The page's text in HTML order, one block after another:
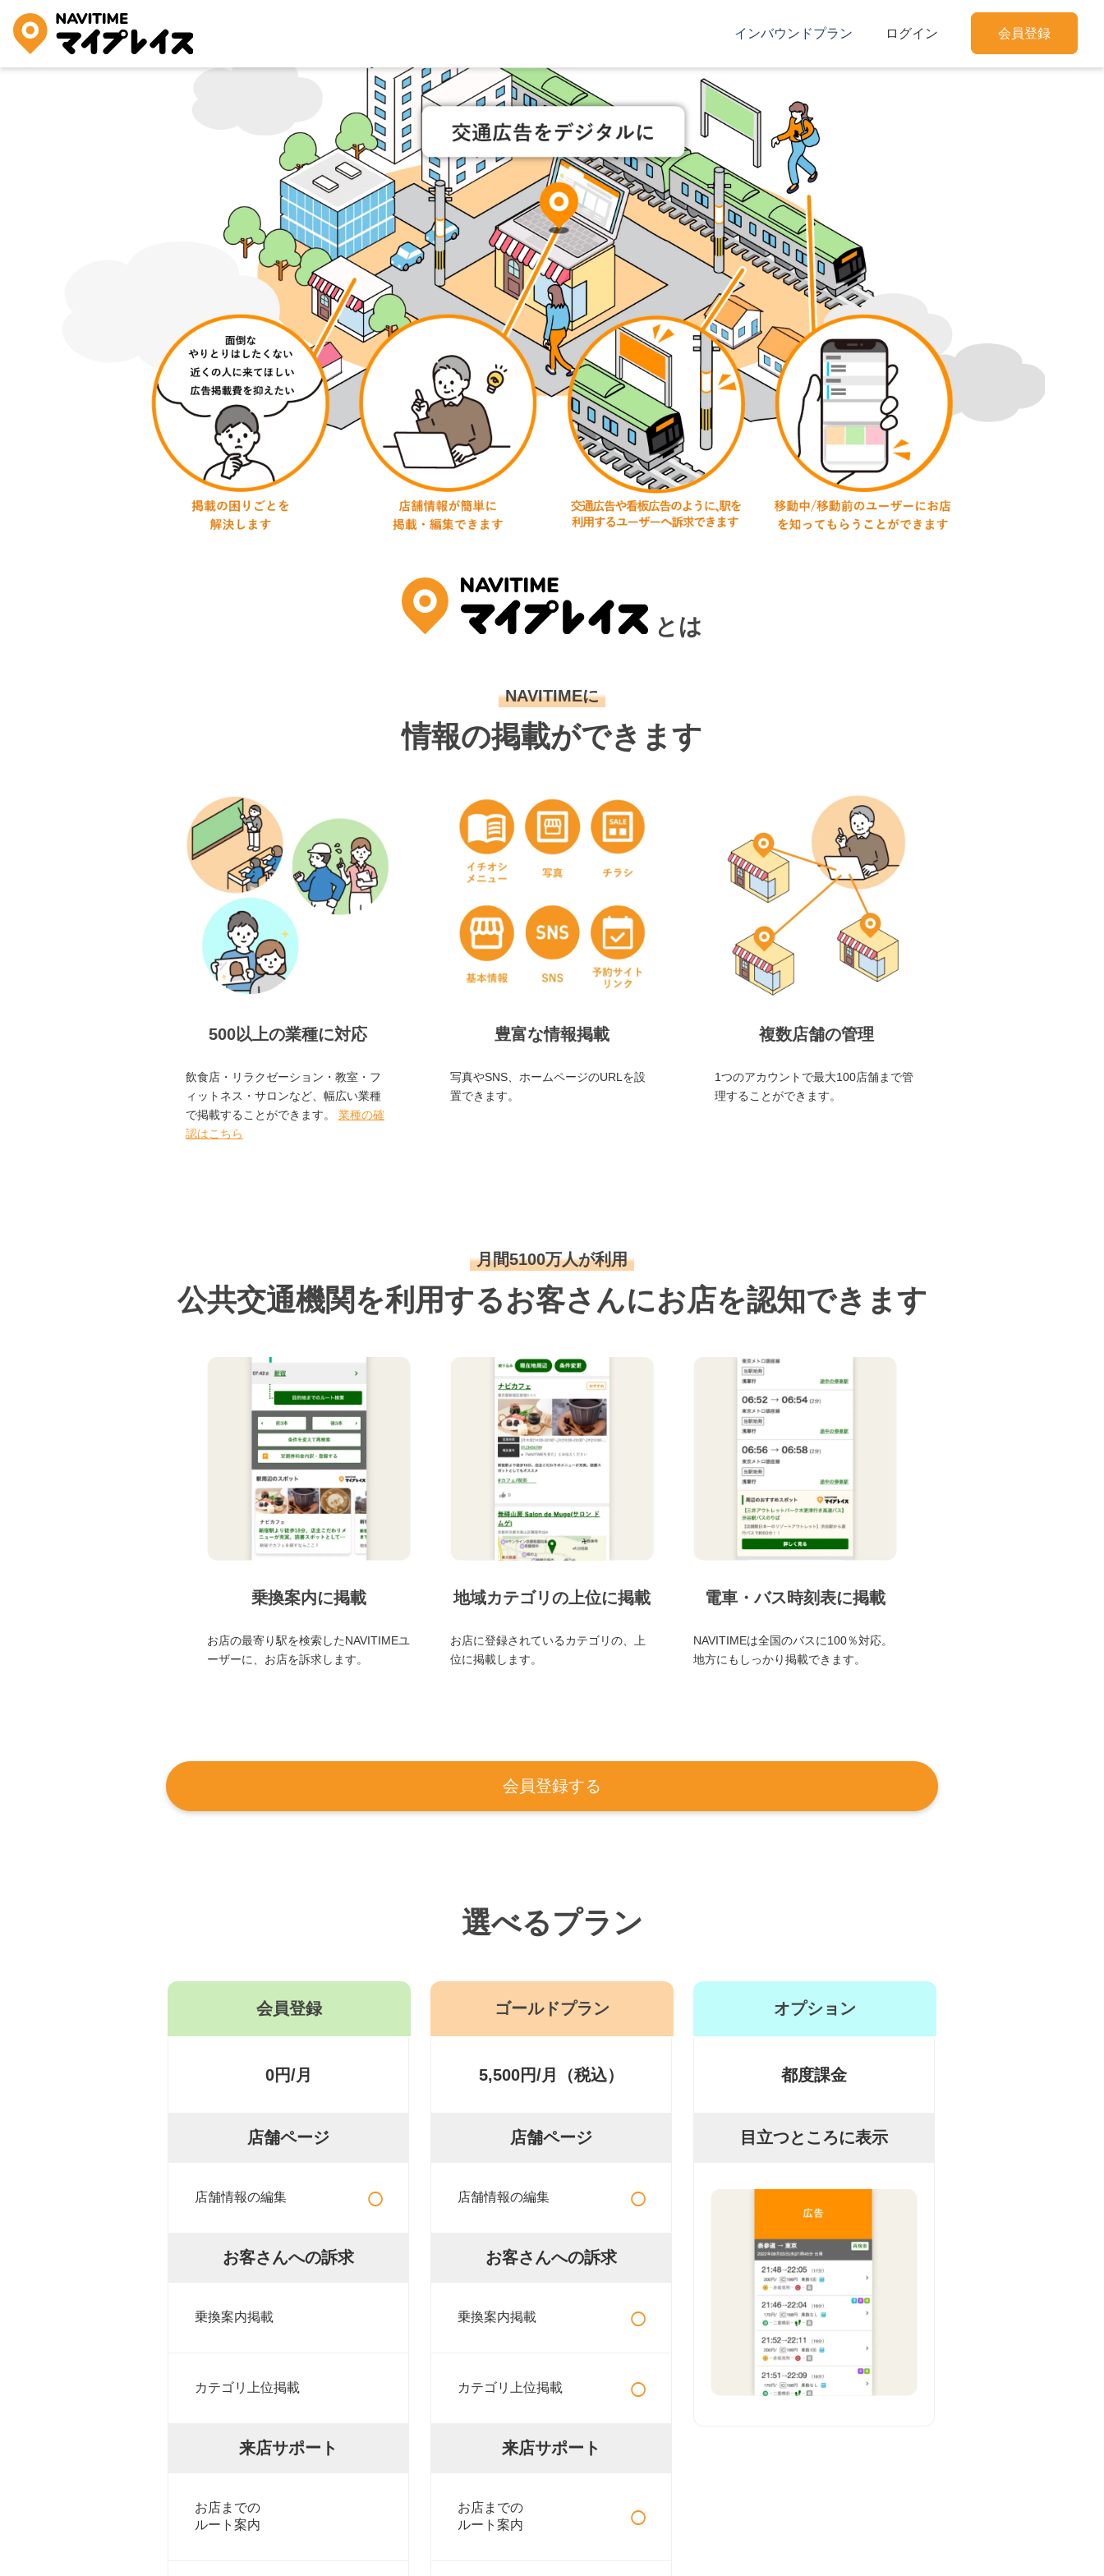
インバウンドプラン ログイン 会員登録
とは
NAVITIMEに
情報の掲載ができます
500以上の業種に対応
飲食店・リラクゼーション・教室・フ
ィットネス・サロンなど、幅広い業種
で掲載することができます。 業種の確
認はこちら
豊富な情報掲載
写真やSNS、ホームページのURLを設
置できます。
複数店舗の管理
1つのアカウントで最大100店舗まで管
理することができます。
月間5100万人が利用
公共交通機関を利用するお客さんにお店を認知できます
乗換案内に掲載
お店の最寄り駅を検索したNAVITIMEユ
ーザーに、お店を訴求します。
地域カテゴリの上位に掲載
お店に登録されているカテゴリの、上
位に掲載します。
電車・バス時刻表に掲載
NAVITIMEは全国のバスに100％対応。
地方にもしっかり掲載できます。
会員登録する
選べるプラン
会員登録
0円/月
店舗ページ
店舗情報の編集 ○
お客さんへの訴求
乗換案内掲載
カテゴリ上位掲載
来店サポート
お店までの
ルート案内
ゴールドプラン
5,500円/月（税込）
店舗ページ
店舗情報の編集 ○
お客さんへの訴求
乗換案内掲載 ○
カテゴリ上位掲載 ○
来店サポート
お店までの
ルート案内
○
オプション
都度課金
目立つところに表示